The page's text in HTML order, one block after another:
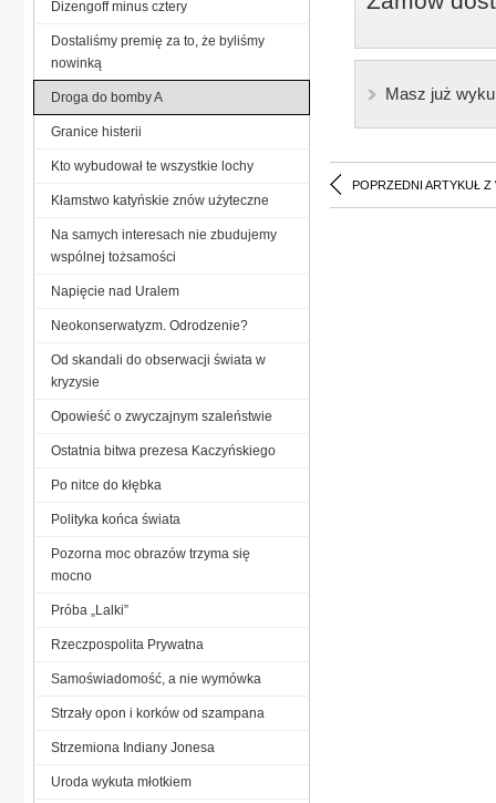
Masz już
POPRZEDNI ARTYKUŁ Z
Dizengoff minus cztery
Dostaliśmy premię za to, że byliśmy
nowinką
Droga do bomby A
Granice histerii
Kto wybudował te wszystkie lochy
Kłamstwo katyńskie znów użyteczne
Na samych interesach nie zbudujemy
wspólnej tożsamości
Napięcie nad Uralem
Neokonserwatyzm. Odrodzenie?
Od skandali do obserwacji świata w
kryzysie
Opowieść o zwyczajnym szaleństwie
Ostatnia bitwa prezesa Kaczyńskiego
Po nitce do kłębka
Polityka końca świata
Pozorna moc obrazów trzyma się
mocno
Próba „Lalki”
Rzeczpospolita Prywatna
Samoświadomość, a nie wymówka
Strzały opon i korków od szampana
Strzemiona Indiany Jonesa
Uroda wykuta młotkiem